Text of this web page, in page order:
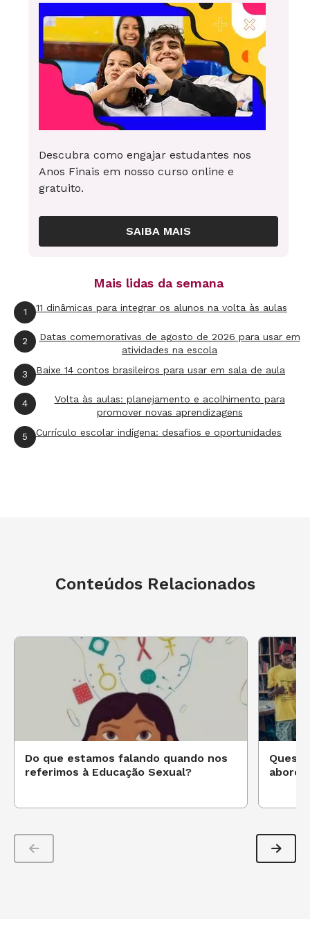
Descubra como engajar estudantes nos
Anos Finais em nosso curso online e
gratuito.
SAIBA MAIS
Mais lidas da semana
1 11 dinâmicas para integrar os alunos na volta às aulas
2
Datas comemorativas de agosto de 2026 para usar em
atividades na escola
3 Baixe 14 contos brasileiros para usar em sala de aula
4
Volta às aulas: planejamento e acolhimento para
promover novas aprendizagens
5 Currículo escolar indígena: desafios e oportunidades
Conteúdos Relacionados
Do que estamos falando quando nos
referimos à Educação Sexual?